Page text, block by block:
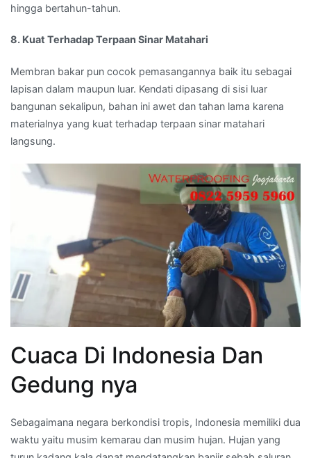
hingga bertahun-tahun.
8. Kuat Terhadap Terpaan Sinar Matahari
Membran bakar pun cocok pemasangannya baik itu sebagai
lapisan dalam maupun luar. Kendati dipasang di sisi luar
bangunan sekalipun, bahan ini awet dan tahan lama karena
materialnya yang kuat terhadap terpaan sinar matahari
langsung.
Cuaca Di Indonesia Dan
Gedung nya
Sebagaimana negara berkondisi tropis, Indonesia memiliki dua
waktu yaitu musim kemarau dan musim hujan. Hujan yang